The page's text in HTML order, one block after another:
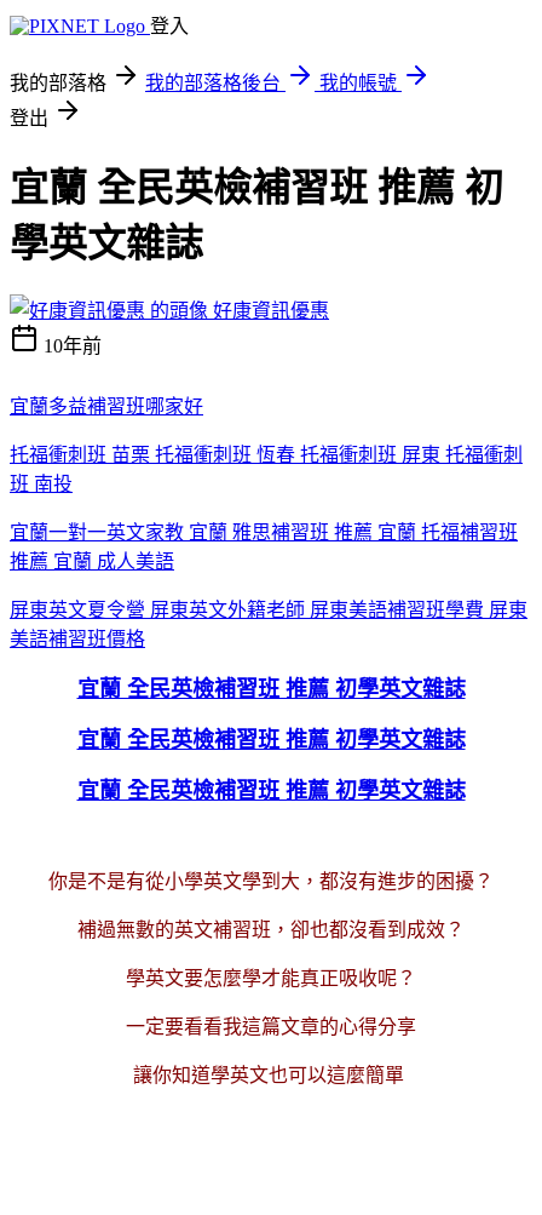
登入
我的部落格 我的部落格後台
我的帳號
登出
宜蘭 全民英檢補習班 推薦 初
學英文雜誌
好康資訊優惠
10年前
宜蘭多益補習班哪家好
托福衝刺班 苗栗 托福衝刺班 恆春 托福衝刺班 屏東 托福衝刺
班 南投
宜蘭一對一英文家教 宜蘭 雅思補習班 推薦 宜蘭 托福補習班
推薦 宜蘭 成人美語
屏東英文夏令營 屏東英文外籍老師 屏東美語補習班學費 屏東
美語補習班價格
宜蘭 全民英檢補習班 推薦 初學英文雜誌
宜蘭 全民英檢補習班 推薦 初學英文雜誌
宜蘭 全民英檢補習班 推薦 初學英文雜誌
你是不是有從小學英文學到大，都沒有進步的困擾？
補過無數的英文補習班，卻也都沒看到成效？
學英文要怎麼學才能真正吸收呢？
一定要看看我這篇文章的心得分享
讓你知道學英文也可以這麼簡單